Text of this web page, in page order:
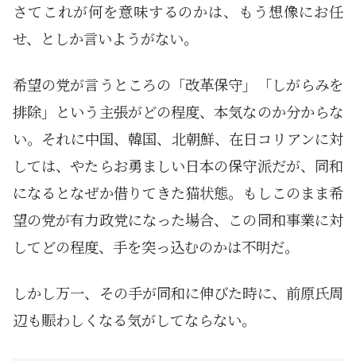
さてこれが何を意味するのかは、もう想像にお任
せ、としか言いようがない。
希望の党が言うところの「改革保守」「しがらみを
排除」という主張がどの程度、本気なのか分からな
い。それに中国、韓国、北朝鮮、在日コリアンに対
しては、やたらお勇ましい日本の保守派だが、同和
になるとなぜか借りてきた猫状態。もしこのまま希
望の党が有力政党になった場合、この同和事業に対
してどの程度、手を突っ込むのかは不明だ。
しかし万一、その手が同和に伸びた時に、前原氏周
辺も賑わしくなる気がしてならない。